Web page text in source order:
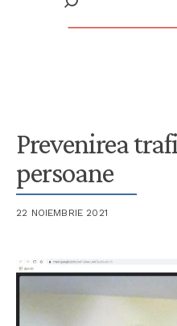
Prevenirea
persoane
22 NOIEMBRIE 2021